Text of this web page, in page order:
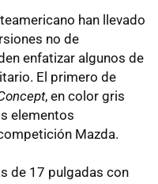
han llevado
no de
enfatizar algunos de
El primero de
, en color gris
elementos
Mazda.
de 17 pulgadas con